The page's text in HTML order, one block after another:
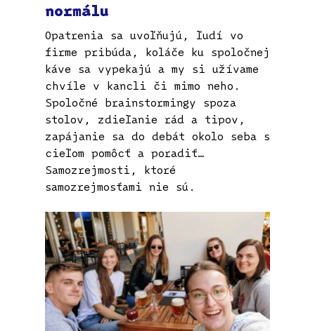
normálu
Opatrenia sa uvoľňujú, ľudí vo
firme pribúda, koláče ku spoločnej
káve sa vypekajú a my si užívame
chvíle v kancli či mimo neho.
Spoločné brainstormingy spoza
stolov, zdieľanie rád a tipov,
zapájanie sa do debát okolo seba s
cieľom pomôcť a poradiť…
Samozrejmosti, ktoré
samozrejmosťami nie sú.